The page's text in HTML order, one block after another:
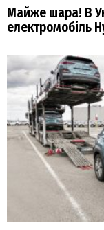
Майже шара! В
електромобіль